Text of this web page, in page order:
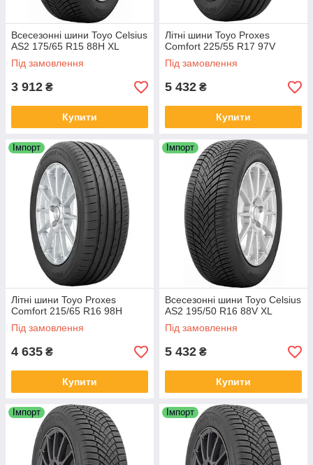
Всесезонні шини Toyo Celsius
AS2 175/65 R15 88H XL
Під замовлення
3 912 ₴
Купити
Літні шини Toyo Proxes
Comfort 225/55 R17 97V
Під замовлення
5 432 ₴
Купити
Імпорт
Літні шини Toyo Proxes
Comfort 215/65 R16 98H
Під замовлення
4 635 ₴
Купити
Імпорт
Всесезонні шини Toyo Celsius
AS2 195/50 R16 88V XL
Під замовлення
5 432 ₴
Купити
Імпорт Імпорт